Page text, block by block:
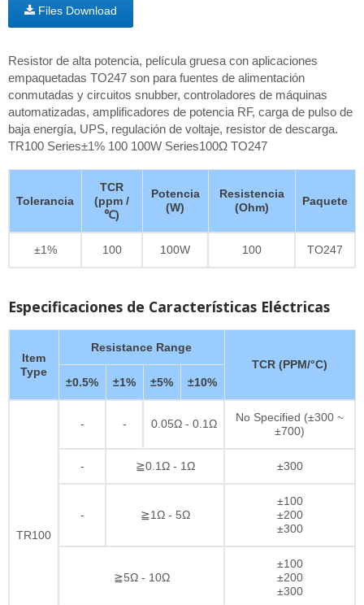
Files Download
Resistor de alta potencia, película gruesa con aplicaciones
empaquetadas TO247 son para fuentes de alimentación
conmutadas y circuitos snubber, controladores de máquinas
automatizadas, amplificadores de potencia RF, carga de pulso de
baja energía, UPS, regulación de voltaje, resistor de descarga.
TR100 Series±1% 100 100W Series100Ω TO247
Tolerancia
TCR
(ppm /
℃)
Potencia
(W)
Resistencia
(Ohm)
Paquete
±1% 100 100W 100 TO247
Especificaciones de Características Eléctricas
Item
Type
Resistance Range
TCR (PPM/°C)
±0.5%
±1% ±5% ±10%
TR100
- - 0.05Ω - 0.1Ω
No Specified (±300 ~
±700)
- ≧0.1Ω - 1Ω ±300
- ≧1Ω - 5Ω
±100
±200
±300
≧5Ω - 10Ω
±100
±200
±300